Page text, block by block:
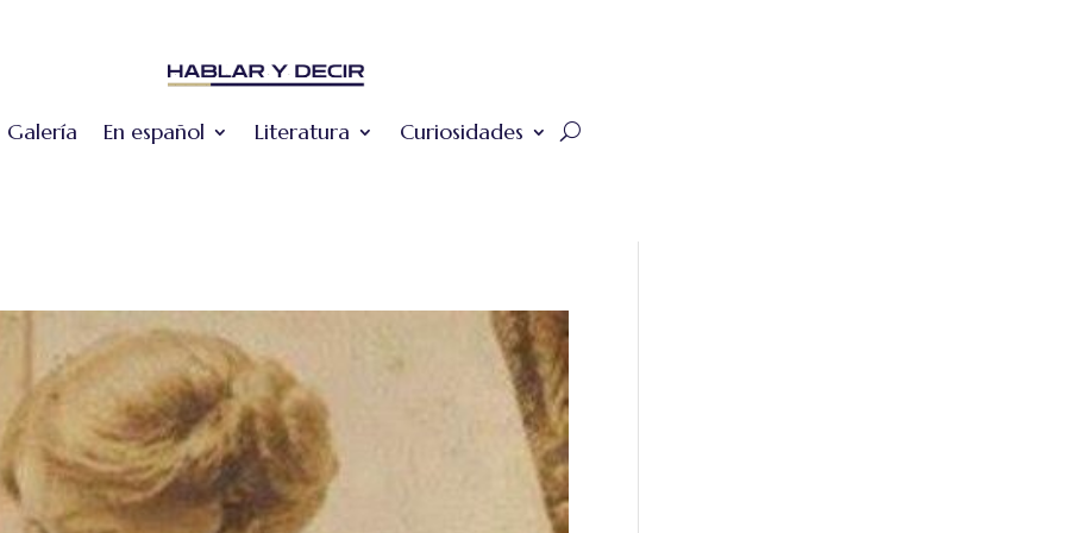
Galería En español Literatura Curiosidades